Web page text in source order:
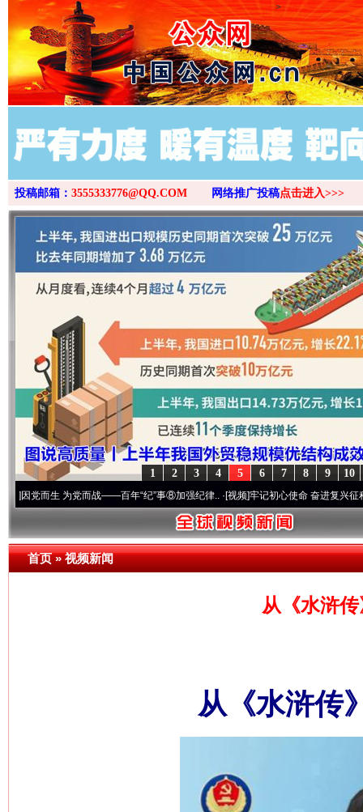
>
投稿邮箱： 3555333776@QQ.COM 网络推广投稿点击进入>>>
10
9
8
7
6
5
4
3
2
1
生 为党而战——百年“纪”事⑧加强纪律..·[视频]牢记初心使命 奋进复兴征程丨“转折之
首页»视频新闻
从《水浒
从《水浒传